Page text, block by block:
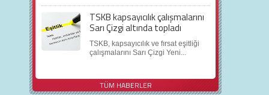
TSKB kapsayıcılık çalışmalarını
Sarı Çizgi altında topladı
TSKB, kapsayıcılık ve fırsat eşitliği
çalışmalarını Sarı Çizgi Yeni...
TÜM HABERLER